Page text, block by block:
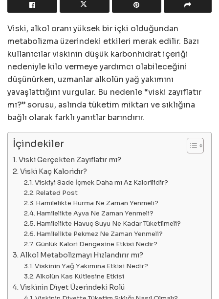
Viski, alkol oranı yüksek bir içki olduğundan
metabolizma üzerindeki etkileri merak edilir. Bazı
kullanıcılar viskinin düşük karbonhidrat içeriği
nedeniyle kilo vermeye yardımcı olabileceğini
düşünürken, uzmanlar alkolün yağ yakımını
yavaşlattığını vurgular. Bu nedenle “viski zayıflatır
mı?” sorusu, aslında tüketim miktarı ve sıklığına
bağlı olarak farklı yanıtlar barındırır.
İçindekiler
Viski Gerçekten Zayıflatır mı?
Viski Kaç Kaloridir?
Viskiyi Sade İçmek Daha mı Az Kalorilidir?
Related Post
Hamilelikte Hurma Ne Zaman Yenmeli?
Hamilelikte Ayva Ne Zaman Yenmeli?
Hamilelikte Havuç Suyu Ne Kadar Tüketilmeli?
Hamilelikte Pekmez Ne Zaman Yenmeli?
Günlük Kalori Dengesine Etkisi Nedir?
Alkol Metabolizmayı Hızlandırır mı?
Viskinin Yağ Yakımına Etkisi Nedir?
Alkolün Kas Kütlesine Etkisi
Viskinin Diyet Üzerindeki Rolü